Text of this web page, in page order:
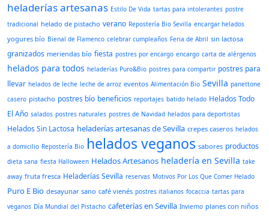
heladerías artesanas Estilo De Vida tartas para intolerantes postre
tradicional helado de pistacho verano Repostería Bio Sevilla encargar helados
yogures bío Bienal de Flamenco celebrar cumpleaños Feria de Abril sin lactosa
granizados meriendas bío fiesta postres por encargo encargo carta de alérgenos
helados para todos heladerías Puro&Bio postres para compartir postres para
llevar helados de leche leche de arroz eventos Alimentación Bio Sevilla panettone
casero pistacho postres bío beneficios reportajes batido helado Helados Todo
El Año salados postres naturales postres de Navidad helados para deportistas
Helados Sin Lactosa heladerías artesanas de Sevilla crepes caseros helados
a domicilio Repostería Bio helados veganos sabores productos
dieta sana fiesta Halloween Helados Artesanos heladería en Sevilla take
away fruta fresca Heladerías Sevilla reservas Motivos Por Los Que Comer Helado
Puro E Bio desayunar sano café vienés postres italianos focaccia tartas para
veganos Día Mundial del Pistacho cafeterías en Sevilla Invierno planes con niños